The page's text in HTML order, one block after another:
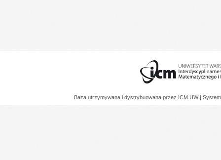
Baza utrzymywana i dystrybuowana przez ICM UW |